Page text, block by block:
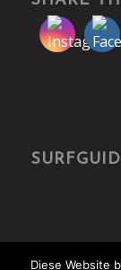
Diese Website